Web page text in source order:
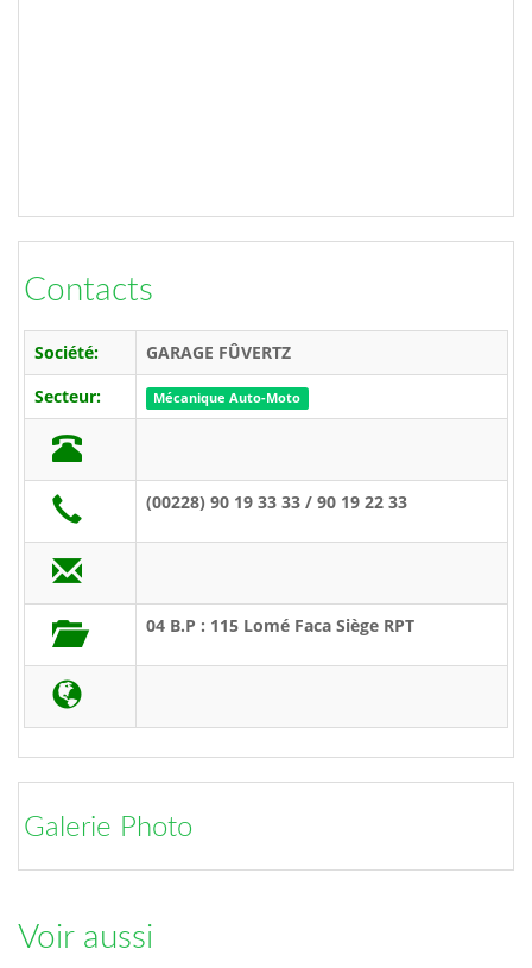
Contacts
Société:
GARAGE FÛVERTZ
Secteur:
Mécanique Auto-Moto
(00228) 90 19 33 33 / 90 19 22 33
04 B.P : 115 Lomé Faca Siège RPT
Galerie Photo
Voir aussi